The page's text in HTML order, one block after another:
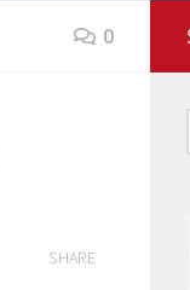
0
SHARE